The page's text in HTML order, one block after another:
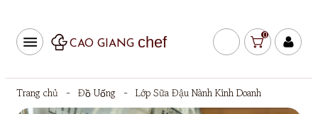
CAO GIANG chef 0
Trang chủ - Đồ Uống - Lớp Sữa Đậu Nành Kinh Doanh